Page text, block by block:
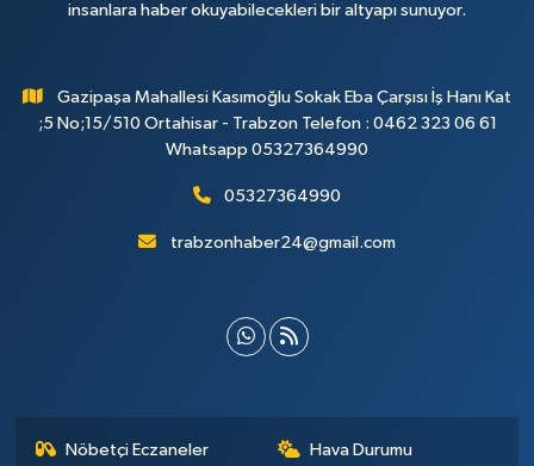
insanlara haber okuyabilecekleri bir altyapı sunuyor.
Gazipaşa Mahallesi Kasımoğlu Sokak Eba Çarşısı İş Hanı Kat
;5 No;15/510 Ortahisar - Trabzon Telefon : 0462 323 06 61
Whatsapp 05327364990
05327364990
trabzonhaber24@gmail.com
Nöbetçi Eczaneler Hava Durumu